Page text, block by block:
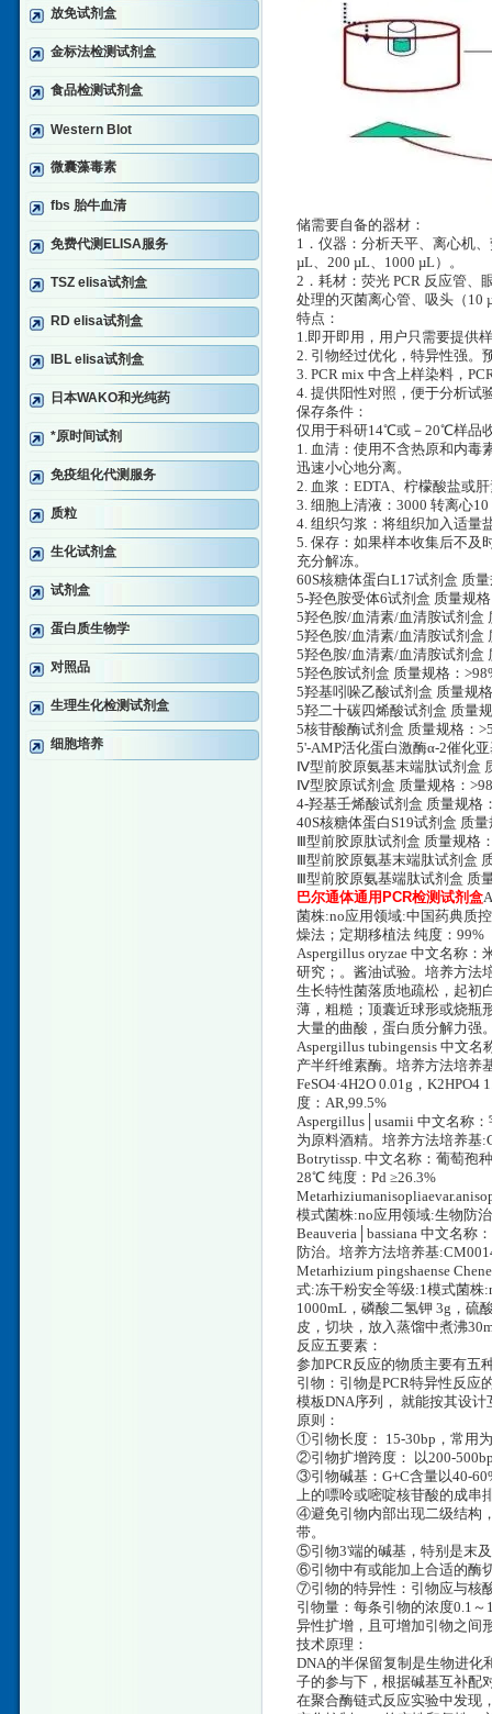
放免试剂盒
金标法检测试剂盒
食品检测试剂盒
Western Blot
微囊藻毒素
fbs 胎牛血清
免费代测ELISA服务
TSZ elisa试剂盒
RD elisa试剂盒
IBL elisa试剂盒
日本WAKO和光纯药
*原时间试剂
免疫组化代测服务
质粒
生化试剂盒
试剂盒
蛋白质生物学
对照品
生理生化检测试剂盒
细胞培养
储需要自备的器材：
1．仪器：分析天平、离心机
µL、200 µL、1000 µL）。
2．耗材：荧光 PCR 反应管、
处理的灭菌离心管、吸头（10
特点：
1.即开即用，用户只需要提供
2. 引物经过优化，特异性强。
3. PCR mix 中含上样染料，
4. 提供阳性对照，便于分析试
保存条件：
仅用于科研14℃或－20℃样品
1. 血清：使用不含热原和内毒
迅速小心地分离。
2. 血浆：EDTA、柠檬酸盐或
3. 细胞上清液：3000 转离心
4. 组织匀浆：将组织加入适量
5. 保存：如果样本收集后不及
充分解冻。
60S核糖体蛋白L17试剂盒 质
5-羟色胺受体6试剂盒 质量规
5羟色胺/血清素/血清胺试剂盒
5羟色胺/血清素/血清胺试剂盒
5羟色胺/血清素/血清胺试剂盒
5羟色胺试剂盒 质量规格：
5羟基吲哚乙酸试剂盒 质量规
5羟二十碳四烯酸试剂盒 质量
5核苷酸酶试剂盒 质量规格：
5'-AMP活化蛋白激酶α-2催化
Ⅳ型前胶原氨基末端肽试剂盒
Ⅳ型胶原试剂盒 质量规格：
4-羟基壬烯酸试剂盒 质量规格
40S核糖体蛋白S19试剂盒 质
Ⅲ型前胶原肽试剂盒 质量规格
Ⅲ型前胶原氨基末端肽试剂盒
Ⅲ型前胶原氨基端肽试剂盒 质
巴尔通体通用PCR检测试剂盒
菌株:no应用领域:中国药典质
燥法；定期移植法 纯度：99%
Aspergillus oryzae 中文名称
研究；。酱油试验。培养方法
生长特性菌落质地疏松，起初
薄，粗糙；顶囊近球形或烧瓶
大量的曲酸，蛋白质分解力强
Aspergillus tubingensis 中文
产半纤维素酶。培养方法培养
FeSO4·4H2O 0.01g，
度：AR,99.5%
Aspergillus│usamii 中文名称
为原料酒精。培养方法培养基
Botrytissp. 中文名称：葡萄孢
28℃ 纯度：Pd ≥26.3%
模式菌株:no应用领域:生物防
Beauveria│bassiana 中文名称
防治。培养方法培养基
Metarhizium pingshaense
式:冻干粉安全等级:1模式菌株
1000mL，磷酸二氢钾 3g，硫
皮，切块，放入蒸馏中煮沸
反应五要素：
参加PCR反应的物质主要有五
引物：引物是PCR特异性反应
模板DNA序列， 就能按其设
原则：
①引物长度： 15-30bp，常用
②引物扩增跨度： 以200-
③引物碱基：G+C含量以40-
上的嘌呤或嘧啶核苷酸的成串
④避免引物内部出现二级结构
带。
⑤引物3'端的碱基，特别是末
⑥引物中有或能加上合适的酶
⑦引物的特异性：引物应与核
引物量：每条引物的浓度0.1
异性扩增，且可增加引物之间
技术原理：
DNA的半保留复制是生物进化
子的参与下，根据碱基互补配
在聚合酶链式反应实验中发现